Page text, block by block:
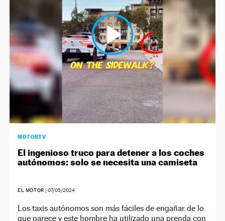
MOTORTV
El ingenioso truco para detener a los coches
autónomos: solo se necesita una camiseta
EL MOTOR | 07/05/2024
Los taxis autónomos son más fáciles de engañar de lo
que parece y este hombre ha utilizado una prenda con